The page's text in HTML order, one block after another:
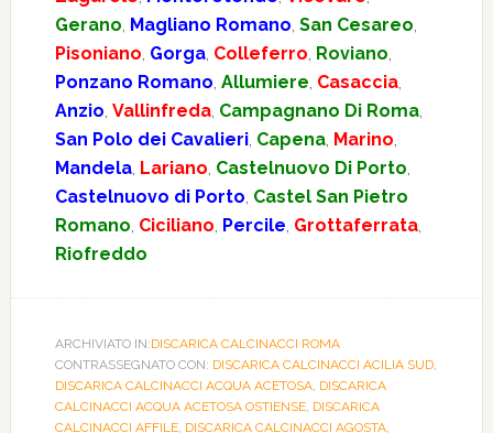
Gerano, Magliano Romano, San Cesareo,
Pisoniano, Gorga, Colleferro, Roviano,
Ponzano Romano, Allumiere, Casaccia,
Anzio, Vallinfreda, Campagnano Di Roma,
San Polo dei Cavalieri, Capena, Marino,
Mandela, Lariano, Castelnuovo Di Porto,
Castelnuovo di Porto, Castel San Pietro
Romano, Ciciliano, Percile, Grottaferrata,
Riofreddo
ARCHIVIATO IN:DISCARICA CALCINACCI ROMA
CONTRASSEGNATO CON: DISCARICA CALCINACCI ACILIA SUD,
DISCARICA CALCINACCI ACQUA ACETOSA, DISCARICA
CALCINACCI ACQUA ACETOSA OSTIENSE, DISCARICA
CALCINACCI AFFILE, DISCARICA CALCINACCI AGOSTA,